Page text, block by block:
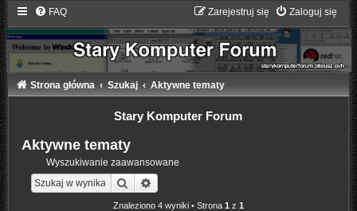
FAQ Zaloguj się
Zarejestruj się
Strona główna Szukaj Aktywne tematy
Stary Komputer Forum
Aktywne tematy
Wyszukiwanie zaawansowane
Szukaj
Znaleziono 4 wyniki • Strona 1 z 1